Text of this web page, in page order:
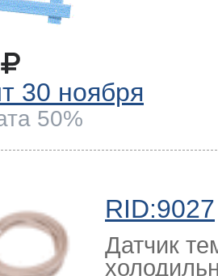
30 ноября
50%
RID:9027
Датчик